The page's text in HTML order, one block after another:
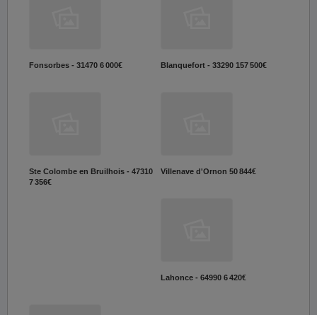
Fonsorbes - 31470 6 000€ Blanquefort - 33290 157 500€
Ste Colombe en Bruilhois - 47310
7 356€
Villenave d'Ornon 50 844€
Lahonce - 64990 6 420€